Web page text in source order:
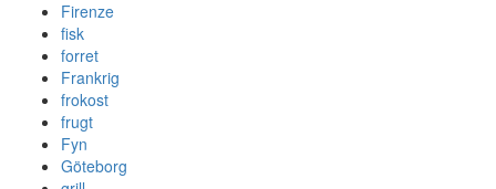
Firenze
fisk
forret
Frankrig
frokost
frugt
Fyn
Göteborg